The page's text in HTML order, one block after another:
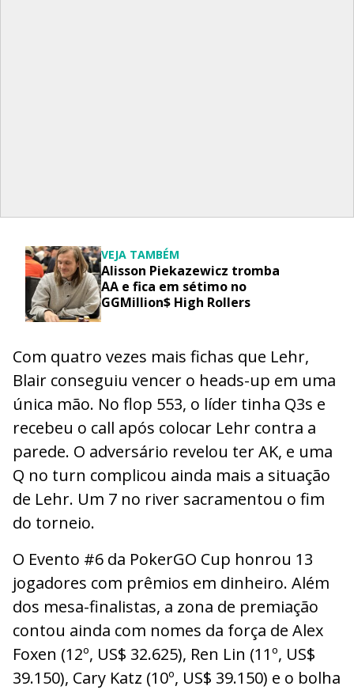
VEJA TAMBÉM
Alisson Piekazewicz tromba
AA e fica em sétimo no
GGMillion$ High Rollers
Com quatro vezes mais fichas que Lehr,
Blair conseguiu vencer o heads-up em uma
única mão. No flop 553, o líder tinha Q3s e
recebeu o call após colocar Lehr contra a
parede. O adversário revelou ter AK, e uma
Q no turn complicou ainda mais a situação
de Lehr. Um 7 no river sacramentou o fim
do torneio.
O Evento #6 da PokerGO Cup honrou 13
jogadores com prêmios em dinheiro. Além
dos mesa-finalistas, a zona de premiação
contou ainda com nomes da força de Alex
Foxen (12º, US$ 32.625), Ren Lin (11º, US$
39.150), Cary Katz (10º, US$ 39.150) e o bolha